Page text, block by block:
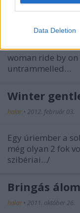
Data Deletion
“Let me tell you
done more to
in the world. It
self-reliance. I
woman ride by
untrammelled…
Winter
halar • 2012. február 03.
Egy úriember a
még olyan 2 fok
szibériai.../
Bringás
halar • 2011. október 26.